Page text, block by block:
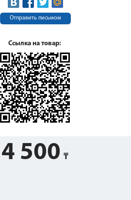
Отправить письмом
Ссылка на товар:
4 500